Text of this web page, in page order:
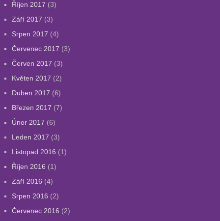
Říjen 2017 (3)
Září 2017 (3)
Srpen 2017 (4)
Červenec 2017 (3)
Červen 2017 (3)
Květen 2017 (2)
Duben 2017 (6)
Březen 2017 (7)
Únor 2017 (6)
Leden 2017 (3)
Listopad 2016 (1)
Říjen 2016 (1)
Září 2016 (4)
Srpen 2016 (2)
Červenec 2016 (2)